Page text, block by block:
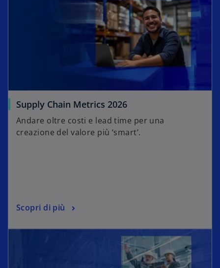
Supply Chain Metrics 2026
Andare oltre costi e lead time per una
creazione del valore più ‘smart’.
Scopri di più